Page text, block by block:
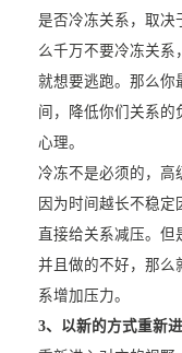
是否冷冻关系，取决
么千万不要冷冻关系
就想要逃跑。那么你
间，降低你们关系的
心理。
冷冻不是必须的，高
因为时间越长不稳
直接给关系减压。但
并且做的不好，那么
系增加压力。
3、以新的方式重新